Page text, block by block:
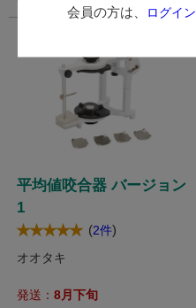
会員の方は、
ログイン
平均値咬合器 バージョン
1
(2件)
オオタキ
発送： 8月下旬